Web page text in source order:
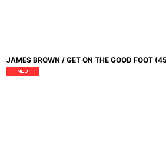
JAMES BROWN / GET ON THE GOOD FOOT